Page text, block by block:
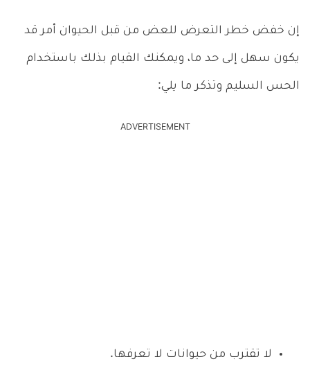
إن خفض خطر التعرض للعض من قبل الحيوان أمر قد
يكون سهل إلى حد ما، ويمكنك القيام بذلك باستخدام
الحس السليم وتذكر ما يلي:
ADVERTISEMENT
لا تقترب من حيوانات لا تعرفها.